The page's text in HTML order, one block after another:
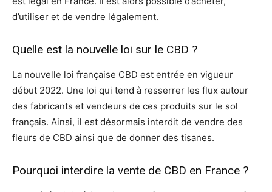
d’utiliser et de vendre légalement.
Quelle est la nouvelle loi sur le CBD ?
La nouvelle loi française CBD est entrée en vigueur
début 2022. Une loi qui tend à resserrer les flux autour
des fabricants et vendeurs de ces produits sur le sol
français. Ainsi, il est désormais interdit de vendre des
fleurs de CBD ainsi que de donner des tisanes.
Pourquoi interdire la vente de CBD en France ?